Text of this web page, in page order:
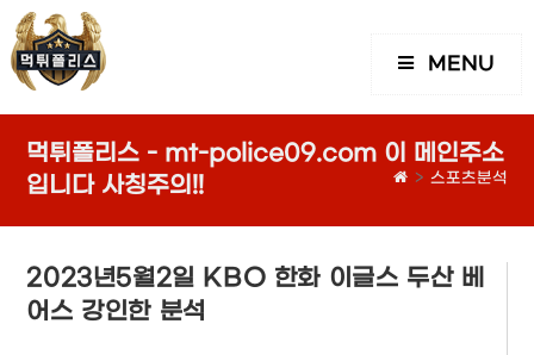
MENU
먹튀폴리스 - mt-police09.com 이 메인주소
입니다 사칭주의!!
> 스포츠분석
2023년5월2일 KBO 한화 이글스 두산 베
어스 강인한 분석